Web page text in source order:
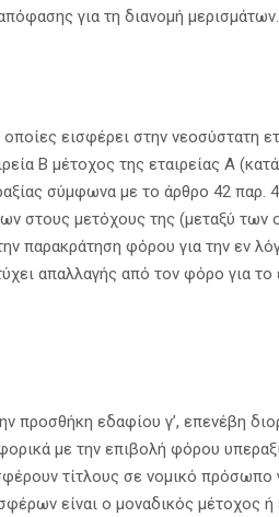
για τη διανομή μερισμάτων.
εισφέρει στην νεοσύστατη
Β μέτοχος της εταιρείας Α
σύμφωνα με το άρθρο 42 παρ.
στους μετόχους της (μεταξύ των
φόρου για την εν
απαλλαγής από τον φόρο για
εδαφίου γ’, επενέβη
με την επιβολή φόρου
τίτλους σε νομικό
είναι ο μοναδικός μέτοχος ή